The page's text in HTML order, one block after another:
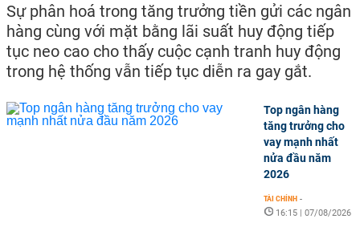
Sự phân hoá trong tăng trưởng tiền gửi các ngân
hàng cùng với mặt bằng lãi suất huy động tiếp
tục neo cao cho thấy cuộc cạnh tranh huy động
trong hệ thống vẫn tiếp tục diễn ra gay gắt.
Top ngân hàng
tăng trưởng cho
vay mạnh nhất
nửa đầu năm
2026
TÀI CHÍNH -
16:15 | 07/08/2026